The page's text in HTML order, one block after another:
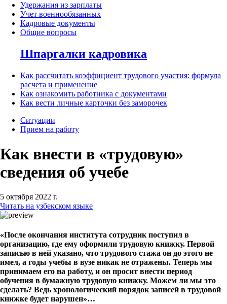
Удержания из зарплаты
Учет военнообязанных
Кадровые документы
Общие вопросы
Шпаргалки кадровика
Как рассчитать коэффициент трудового участия: формула
расчета и применение
Как ознакомить работника с документами
Как вести личные карточки без заморочек
Ситуации
Прием на работу
Как внести в «трудовую»
сведения об учебе
5 октября 2022 г.
Читать на узбекском языке
«После окончания института сотрудник поступил в
организацию, где ему оформили трудовую книжку. Первой
записью в ней указано, что трудового стажа он до этого не
имел, а годы учебы в вузе никак не отражены. Теперь мы
принимаем его на работу, и он просит внести период
обучения в бумажную трудовую книжку. Можем ли мы это
сделать? Ведь хронологический порядок записей в трудовой
книжке будет нарушен»…